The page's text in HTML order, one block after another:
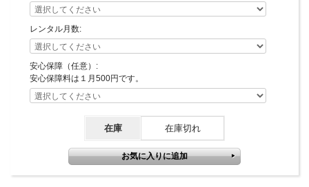
レンタル月数:
安心保障（任意）:
安心保障料は１月500円です。
在庫 在庫切れ